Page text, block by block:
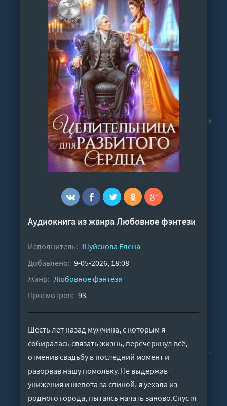
Аудиокнига из жанраЛюбовное фэнтези
Исполнитель: Шуйскова Елена
Добавлено: 9-05-2026, 18:08
Жанр: Любовное фэнтези
Просмотров: 93
Шесть лет назад мужчина, с которым я
собиралась связать жизнь, перечеркнул всё,
отменив свадьбу в последний момент и
разорвав нашу помолвку. Не выдержав
унижения и шепота за спиной, я уехала из
родного города, пытаясь начать заново.Спустя